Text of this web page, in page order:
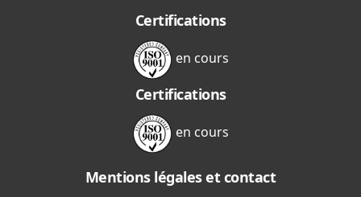
Certifications
en cours
Certifications
en cours
Mentions légales et contact